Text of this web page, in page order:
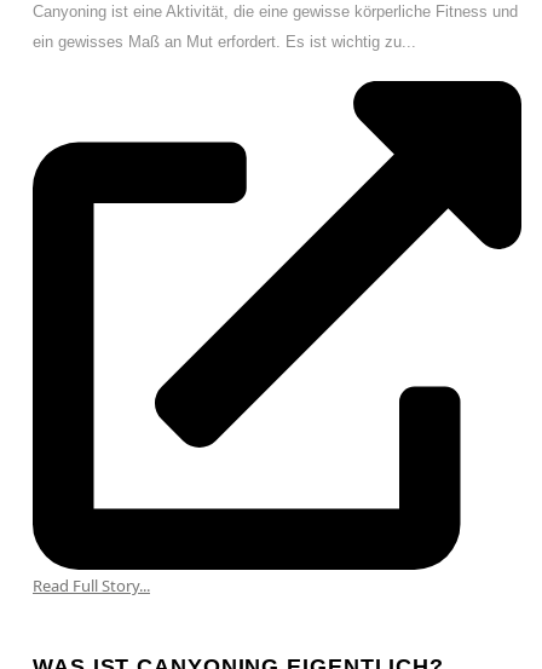
Canyoning ist eine Aktivität, die eine gewisse körperliche Fitness und
ein gewisses Maß an Mut erfordert. Es ist wichtig zu...
Read Full Story...